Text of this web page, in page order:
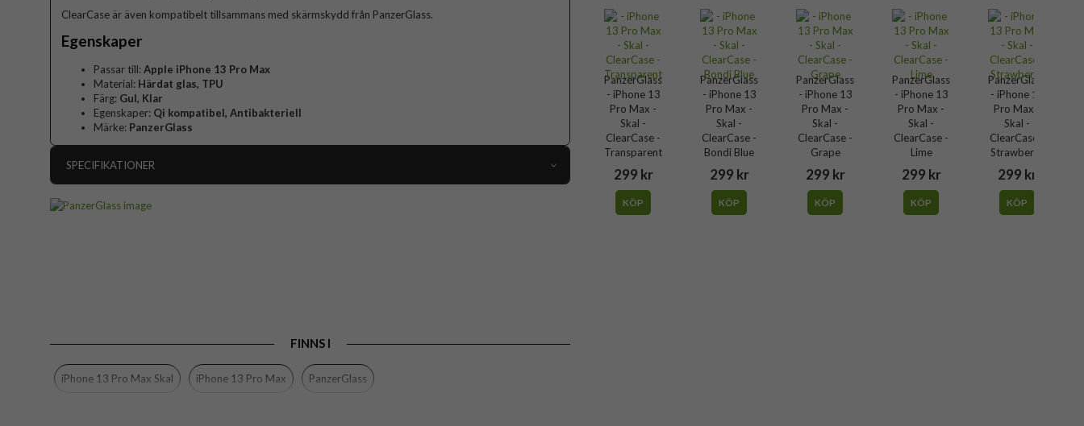
PanzerGlass
- iPhone 13
Pro Max -
Skal -
ClearCase -
Transparent
299 kr
KÖP
PanzerGlass
- iPhone 13
Pro Max -
Skal -
ClearCase -
Bondi Blue
299 kr
KÖP
PanzerGlass
- iPhone 13
Pro Max -
Skal -
ClearCase -
Grape
299 kr
KÖP
PanzerGlass
- iPhone 13
Pro Max -
Skal -
ClearCase -
Lime
299 kr
KÖP
PanzerGlass
- iPhone 13
Pro Max -
Skal -
ClearCase -
Strawberry
299 kr
KÖP
ClearCase är även kompatibelt tillsammans med skärmskydd från PanzerGlass.
Egenskaper
Passar till:Apple iPhone 13 Pro Max
Material: Härdat glas, TPU
Färg: Gul, Klar
Egenskaper: Qi kompatibel, Antibakteriell
Märke: PanzerGlass
SPECIFIKATIONER
Tillverkarens art nr
FINNS I
iPhone 13 Pro Max Skal iPhone 13 Pro Max PanzerGlass